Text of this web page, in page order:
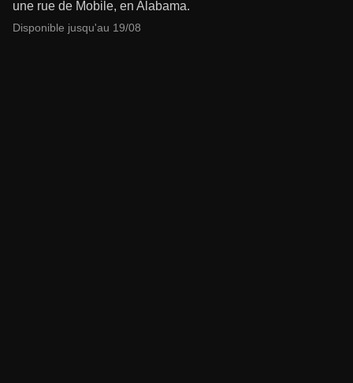
une rue de Mobile, en Alabama.
Disponible jusqu'au 19/08